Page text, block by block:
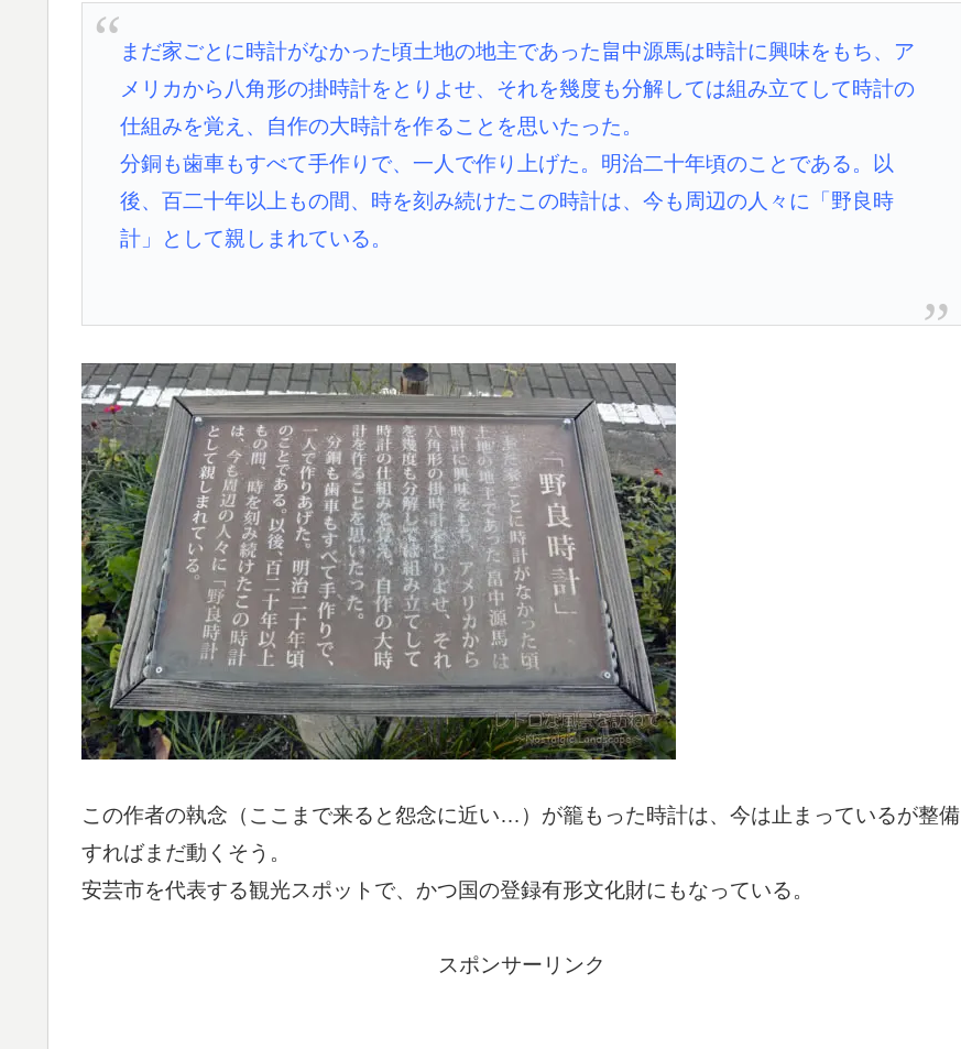
まだ家ごとに時計がなかった頃土地の地主であった畠中源馬は時計に興味をもち、ア
メリカから八角形の掛時計をとりよせ、それを幾度も分解しては組み立てして時計の
仕組みを覚え、自作の大時計を作ることを思いたった。
分銅も歯車もすべて手作りで、一人で作り上げた。明治二十年頃のことである。以
後、百二十年以上もの間、時を刻み続けたこの時計は、今も周辺の人々に「野良時
計」として親しまれている。
この作者の執念（ここまで来ると怨念に近い…）が籠もった時計は、今は止まっているが整備
すればまだ動くそう。
安芸市を代表する観光スポットで、かつ国の登録有形文化財にもなっている。
スポンサーリンク